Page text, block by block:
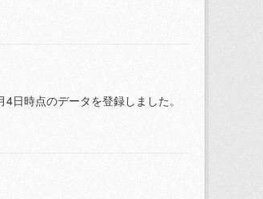
時点のデータを登録しました。